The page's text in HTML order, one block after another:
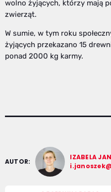
wolno żyjących, którzy mają
zwierząt.
W sumie, w tym roku
żyjących przekazano 15
ponad 2000 kg karmy.
AUTOR:
IZABELA